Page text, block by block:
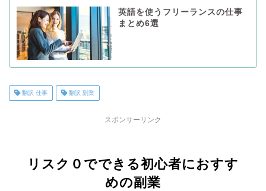
英語を使うフリーランスの仕事
まとめ6選
翻訳 仕事 翻訳 副業
スポンサーリンク
リスク０でできる初心者におすす
めの副業